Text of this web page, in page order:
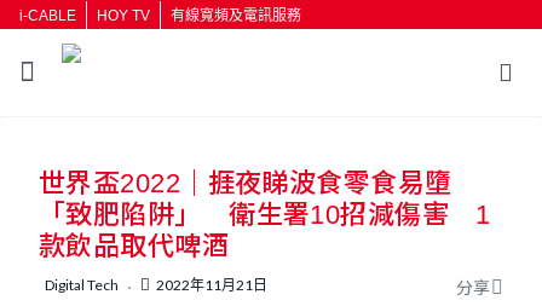
i-CABLE HOY TV 有線寬頻及電訊服務
按輸入鍵開始搜尋
世界盃2022｜捱夜睇波食零食易墮
「致肥陷阱」 衛生署10招減傷害 1
款飲品取代啤酒
Digital Tech 2022年11月21日 分享